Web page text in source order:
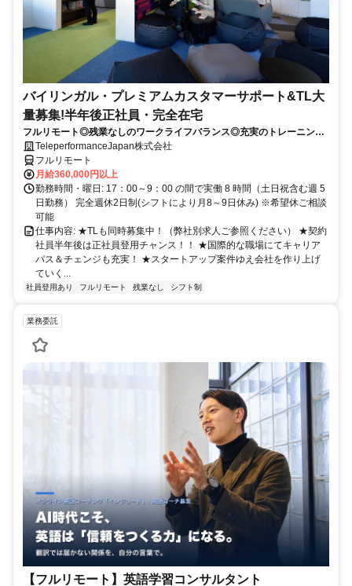
バイリンガル・プレミアムカスタマーサポート&TL大
量募集!半年後正社員・完全在宅
フルリモート◎残業なしのワークライフバランス◎充実のトレーニング
◎語学を活かして将来キャリア有望
TeleperformanceJapan株式会社
フルリモート
月給360,000円以上
勤務時間・曜日: 17：00～9：00 の間で実働 8 時間（土日祝含む週 5
日勤務） 完全週休2日制(シフトにより月8～9日休み) ※希望休ご相談
可能
仕事内容: ★TLも同時募集中！（弊社別求人ご参照ください） ★契約
社員半年後は正社員登用チャンス！！ ★国際的な職場にてキャリア
パス＆チェンジも充実！ ★スタートアップ案件ゆえ会社を作り上げ
ていく...
社員登用あり フルリモート 残業なし シフト制
業務委託
【フルリモート】英語学習コンサルタント